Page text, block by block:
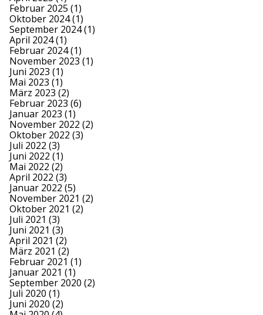
Februar 2025 (1)
Oktober 2024(1)
September 2024(1)
April 2024(1)
Februar 2024(1)
November 2023 (1)
Juni 2023 (1)
Mai 2023 (1)
März 2023 (2)
Februar 2023 (6)
Januar 2023 (1)
November 2022 (2)
Oktober 2022 (3)
Juli 2022 (3)
Juni 2022 (1)
Mai 2022 (2)
April 2022 (3)
Januar 2022 (5)
November 2021 (2)
Oktober 2021 (2)
Juli 2021 (3)
Juni 2021 (3)
April 2021 (2)
März 2021 (2)
Februar 2021 (1)
Januar 2021 (1)
September 2020 (2)
Juli 2020 (1)
Juni 2020 (2)